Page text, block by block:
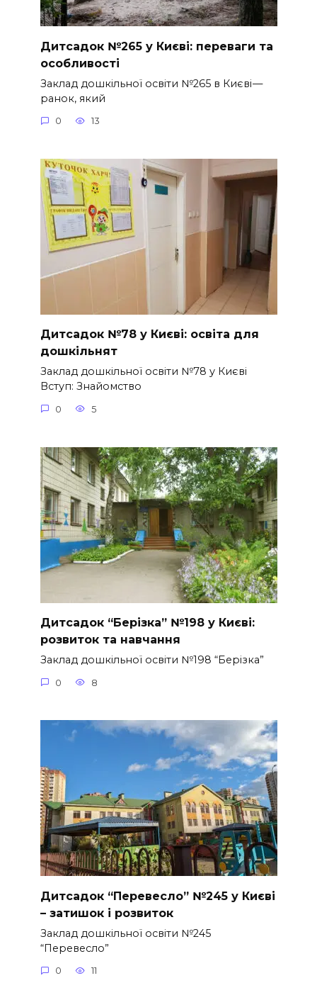
Дитсадок №265 у Києві: переваги та
особливості
Заклад дошкільної освіти №265 в Києві —
ранок, який
0 13
Дитсадок №78 у Києві: освіта для
дошкільнят
Заклад дошкільної освіти №78 у Києві
Вступ: Знайомство
0 5
Дитсадок “Берізка” №198 у Києві:
розвиток та навчання
Заклад дошкільної освіти №198 “Берізка”
0 8
Дитсадок “Перевесло” №245 у Києві
– затишок і розвиток
Заклад дошкільної освіти №245
“Перевесло”
0 11